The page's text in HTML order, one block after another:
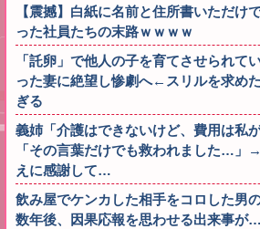
【震撼】白紙に名前と住所書いただけ
った社員たちの末路ｗｗｗｗ
「託卵」で他人の子を育てさせられて
った妻に絶望し惨劇へ←スリルを求め
ぎる
義姉「介護はできないけど、費用は私
「その言葉だけでも救われました…」
えに感謝して…
飲み屋でケンカした相手をコロした男
数年後、因果応報を思わせる出来事が…